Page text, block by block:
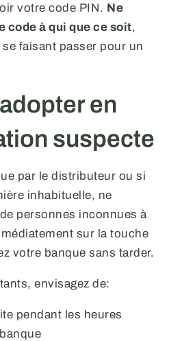
votre code PIN. Ne
code à qui que ce soit,
faisant passer pour un
en
suspecte
par le distributeur ou si
inhabituelle, ne
personnes inconnues à
sur la touche
votre banque sans tarder.
envisagez de:
pendant les heures